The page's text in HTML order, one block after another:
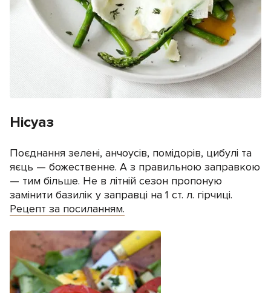
Нісуаз
Поєднання зелені, анчоусів, помідорів, цибулі та
яєць — божественне. А з правильною заправкою
— тим більше. Не в літній сезон пропоную
замінити базилік у заправці на 1 ст. л. гірчиці.
Рецепт за посиланням.